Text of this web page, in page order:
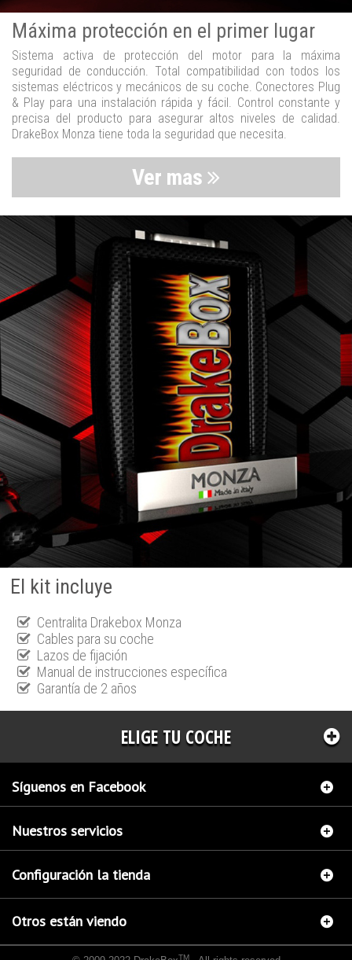
Máxima protección en el primer lugar
Sistema activa de protección del motor para la máxima
seguridad de conducción. Total compatibilidad con todos los
sistemas eléctricos y mecánicos de su coche. Conectores Plug
& Play para una instalación rápida y fácil. Control constante y
precisa del producto para asegurar altos niveles de calidad.
DrakeBox Monza tiene toda la seguridad que necesita.
Ver mas
El kit incluye
Centralita Drakebox Monza
Cables para su coche
Lazos de fijación
Manual de instrucciones específica
Garantía de 2 años
ELIGE TU COCHE
Síguenos en Facebook
Nuestros servicios
Configuración la tienda
Otros están viendo
TM